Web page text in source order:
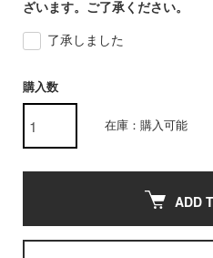
ざいます。ご了承ください。
了承しました
購入数
在庫：購入可能
ADD